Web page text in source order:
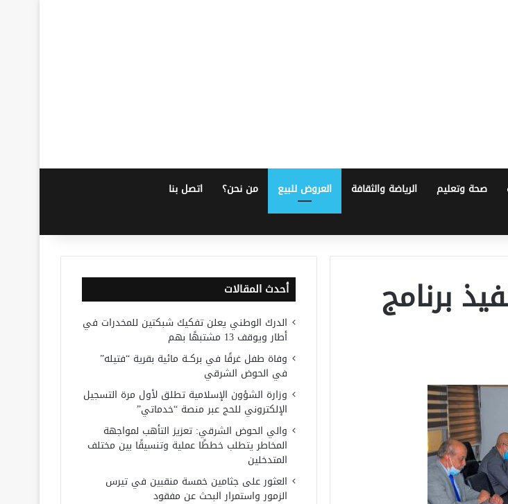
صحة وتعليم الرياضة والثقافة العروض للبيع من نحن؟ اتصل بنا
برنامج أحدث المقالات
الدرك الوطني يعلن تفكيك شبكتين للمخدرات في
أطار ويوقف 13 مشتبهًا بهم
وفاة طفل غرقًا في بركــة مائية بقرية “فتيله”
في الحوض الشرقي
وزارة الشؤون الإسلامية تطلق لأول مرة التسجيل
الإلكتروني للحج عبر منصة “خدماتي”
والي الحوض الشرقي: تعزيز التأهب لمواجهة
المخاطر يتطلب خططًا عملية وتنسيقًا بين مختلف
المتدخلين
العثور على جثامين خمسة منقبين في تيرس
الزمور واستمرار البحث عن مفقود